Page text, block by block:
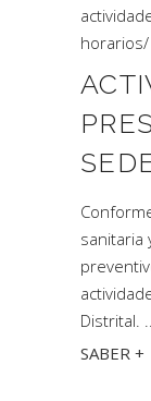
horarios/
sanitaria
Distrital.
SABER +